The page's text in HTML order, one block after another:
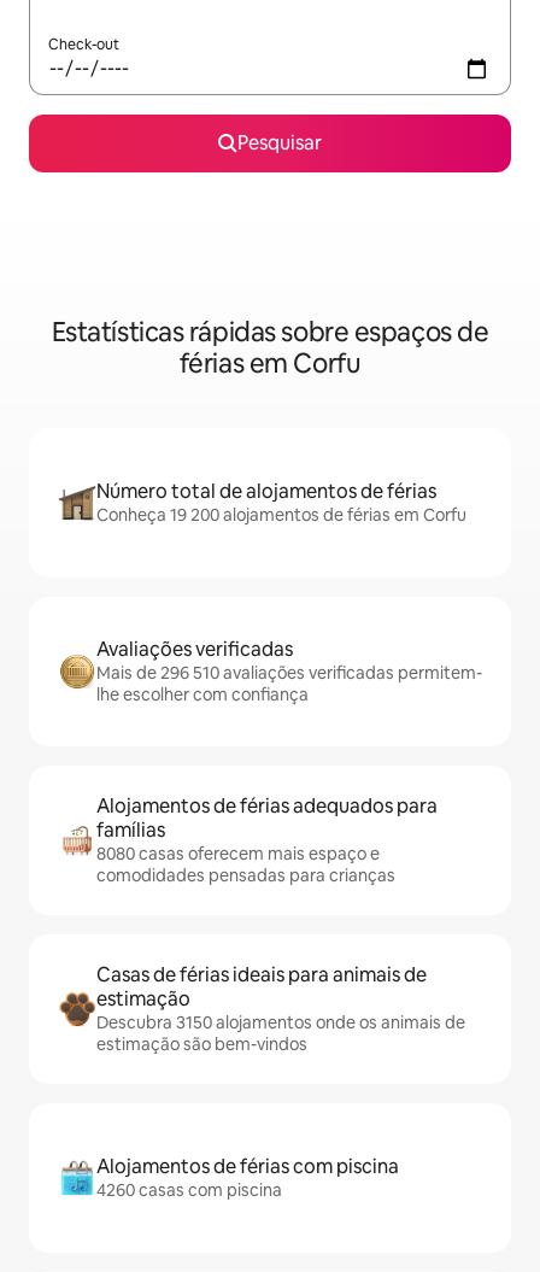
Check-out
Pesquisar
Estatísticas rápidas sobre espaços de
férias em Corfu
Número total de alojamentos de férias
Conheça 19 200 alojamentos de férias em Corfu
Avaliações verificadas
Mais de 296 510 avaliações verificadas permitem-
lhe escolher com confiança
Alojamentos de férias adequados para
famílias
8080 casas oferecem mais espaço e
comodidades pensadas para crianças
Casas de férias ideais para animais de
estimação
Descubra 3150 alojamentos onde os animais de
estimação são bem-vindos
Alojamentos de férias com piscina
4260 casas com piscina